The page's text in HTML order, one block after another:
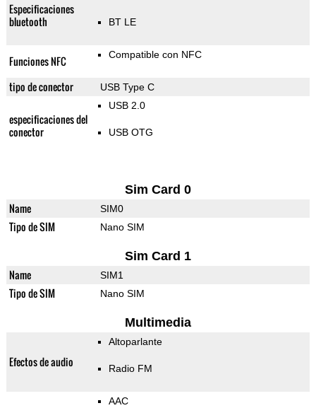
Especificaciones
bluetooth
BT LE
Funciones NFC Compatible con NFC
tipo de conector USB Type C
especificaciones del
conector
USB 2.0
USB OTG
Sim Card 0
Name SIM0
Tipo de SIM Nano SIM
Sim Card 1
Name SIM1
Tipo de SIM Nano SIM
Multimedia
Efectos de audio
Altoparlante
Radio FM
AAC